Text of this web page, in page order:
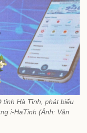
tỉnh Hà Tĩnh, phát biểu
i-HaTinh (Ảnh: Văn